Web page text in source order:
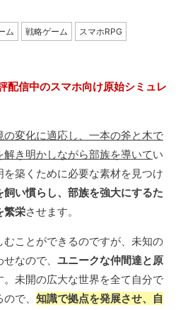
ム 戦略ゲーム スマホRPG
配信中のスマホ向け原始シミュレ
変化に適応し、一本の斧と木で
き明かしながら部族を導いてい
築くために必要な素材を見つけ
い慣らし、部族を強大にするた
繁栄させます。
ことができるのですが、未知の
なので、 ユニークな仲間達と原
。未開の広大な世界を全て自分で
で、 知識で拠点を発展させ、自